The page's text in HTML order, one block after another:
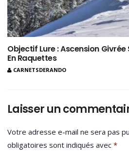
Objectif Lure : Ascension Givrée
En Raquettes
CARNETSDERANDO
Laisser un
Votre adresse e-mail ne sera pas
obligatoires sont indiqués avec *